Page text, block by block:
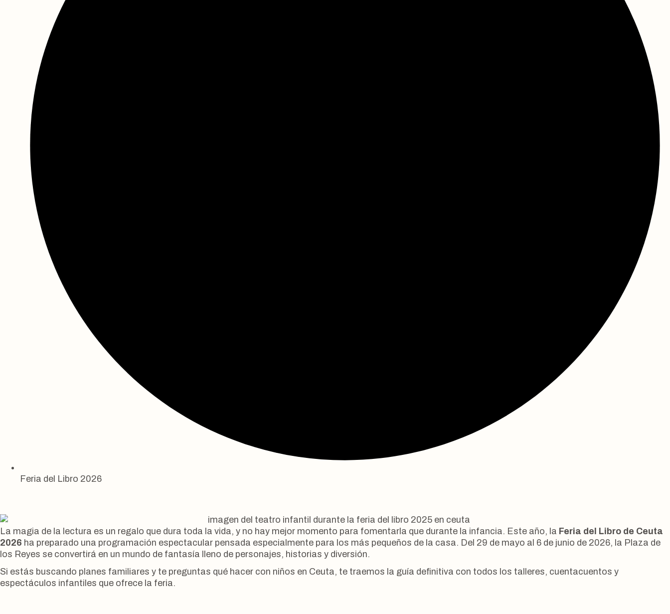
Feria del Libro 2026
La magia de la lectura es un regalo que dura toda la vida, y no hay mejor momento para fomentarla que durante la infancia. Este año, la Feria del Libro de Ceuta
2026 ha preparado una programación espectacular pensada especialmente para los más pequeños de la casa. Del 29 de mayo al 6 de junio de 2026, la Plaza de
los Reyes se convertirá en un mundo de fantasía lleno de personajes, historias y diversión.
Si estás buscando planes familiares y te preguntas qué hacer con niños en Ceuta, te traemos la guía definitiva con todos los talleres, cuentacuentos y
espectáculos infantiles que ofrece la feria.